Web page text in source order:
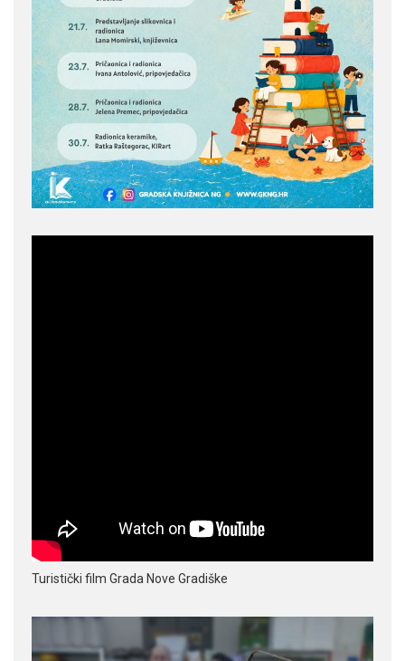
Turistički film Grada Nove Gradiške